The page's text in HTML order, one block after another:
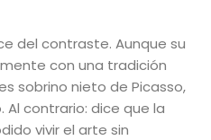
del contraste. Aunque su
con una tradición
sobrino nieto de Picasso,
Al contrario: dice que la
vivir el arte sin